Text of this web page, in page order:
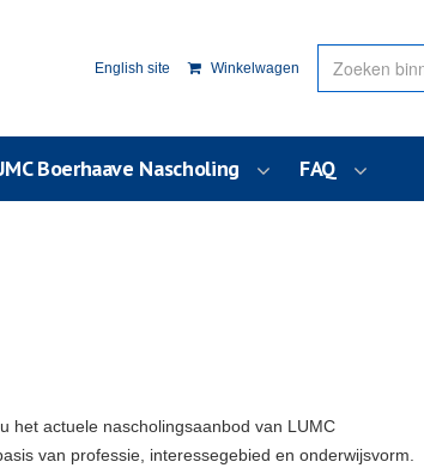
English site Winkelwagen
Boerhaave Nascholing FAQ
het actuele nascholingsaanbod van LUMC
van professie, interessegebied en onderwijsvorm.